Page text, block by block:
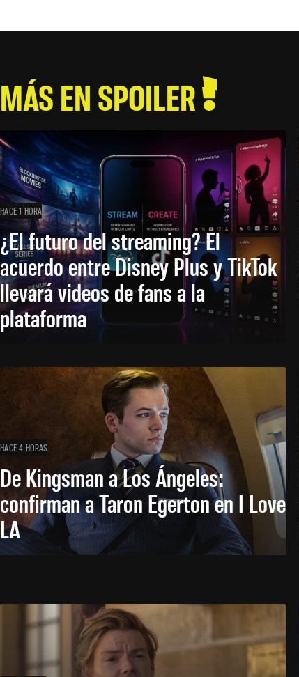
MÁS EN SPOILER
HACE 1 HORA
¿El futuro del streaming? El
acuerdo entre Disney Plus y TikTok
llevará videos de fans a la
plataforma
HACE 4 HORAS
De Kingsman a Los Ángeles:
confirman a Taron Egerton en I Love
LA